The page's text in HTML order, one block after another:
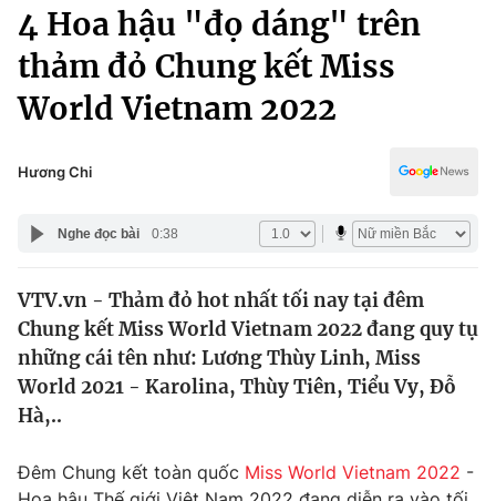
Chuyên mục
Chính trị
Xã hội
Pháp luật
Y tế
Thế giới
Tin tức
Thế giới đó đây
Kinh tế
Tài chính
Thị trường
Kinh tế
Thể thao
Truyền hình
Văn hóa - Giải trí
4 Hoa hậu "đọ dáng" trên
thảm đỏ Chung kết Miss
World Vietnam 2022
Hương Chi
Nghe đọc bài 0:38
VTV.vn - Thảm đỏ hot nhất tối nay tại đêm
Chung kết Miss World Vietnam 2022 đang quy tụ
những cái tên như: Lương Thùy Linh, Miss
World 2021 - Karolina, Thùy Tiên, Tiểu Vy, Đỗ
Hà,..
Đêm Chung kết toàn quốc Miss World Vietnam 2022 -